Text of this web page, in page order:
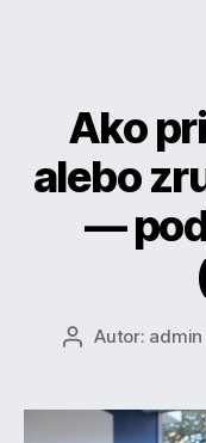
Ako
alebo
—
AutorAutor: admin